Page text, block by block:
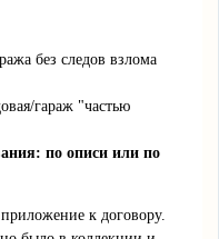
без следов взлома
гараж "частью
по описи или по
к договору.